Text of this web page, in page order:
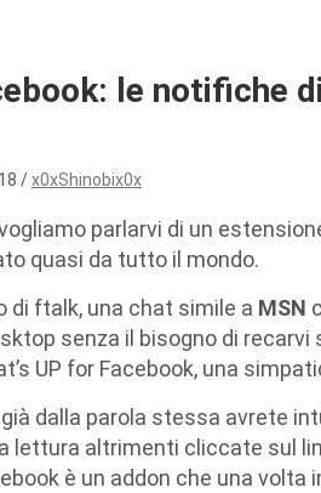
le notifiche
x0xShinobix0x
parlarvi di un
quasi da tutto il mondo.
di ftalk, una chat simile a MSN
senza il bisogno di
UP for Facebook, una
dalla parola stessa avrete
lettura altrimenti cliccate sul
è un addon che una